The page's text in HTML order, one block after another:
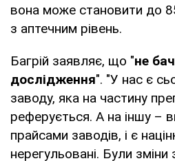
вона може становити до
з аптечним рівень.
Багрій заявляє, що "не
дослідження". "У нас є
заводу, яка на частину
реферується. А на іншу –
прайсами заводів, і є
нерегульовані. Були